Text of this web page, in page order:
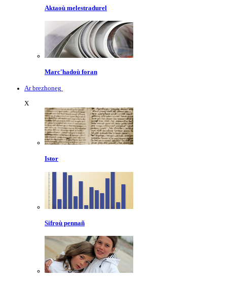
Aktaoù melestradurel
Marc'hadoù foran
Ar brezhoneg
X
Istor
Sifroù pennañ